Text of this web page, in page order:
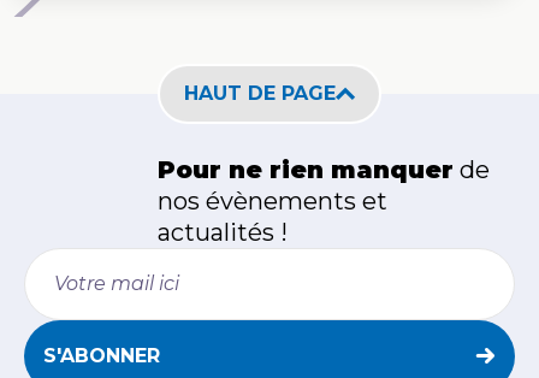
HAUT DE PAGE
Pour ne rien manquer de
nosévènements et
actualités !
S'ABONNER